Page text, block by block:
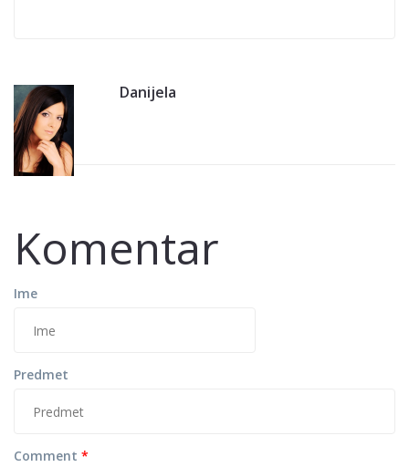
Danijela
Komentar
Ime
Predmet
Comment *